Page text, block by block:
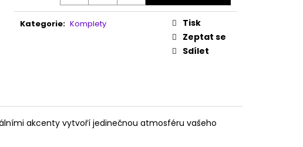
Kategorie: Komplety
Tisk
Zeptat se
Sdílet
akcenty vytvoří jedinečnou atmosféru vašeho